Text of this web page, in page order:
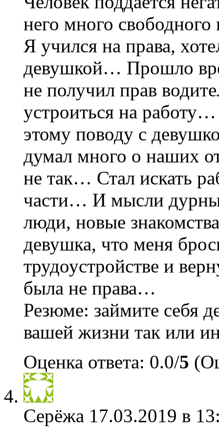
него много
Я учился на права,
девушкой… Прошло
не получил прав
устроиться на
этому поводу с
думал много о наших
не так… Стал искать
части… И мысли
люди, новые
девушка, что меня
трудоустройстве и
была не права…
Резюме: займите себя
вашей жизни так или
Оценка ответа: 0.0/5
Серёжа 17.03.2019 в